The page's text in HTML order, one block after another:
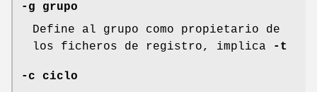
-g grupo
Define al grupo como propietario de
los ficheros de registro, implica
-t
-c ciclo